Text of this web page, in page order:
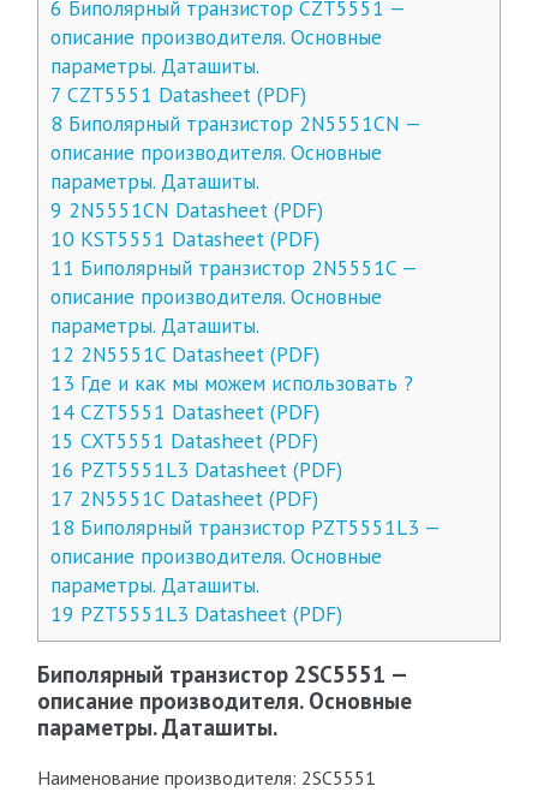
6 Биполярный транзистор CZT5551 —
описание производителя. Основные
параметры. Даташиты.
7 CZT5551 Datasheet (PDF)
8 Биполярный транзистор 2N5551CN —
описание производителя. Основные
параметры. Даташиты.
9 2N5551CN Datasheet (PDF)
10KST5551 Datasheet (PDF)
11 Биполярный транзистор 2N5551C —
описание производителя. Основные
параметры. Даташиты.
12 2N5551C Datasheet (PDF)
13 Где и как мы можем использовать ?
14CZT5551 Datasheet (PDF)
15 CXT5551 Datasheet (PDF)
16 PZT5551L3 Datasheet (PDF)
17 2N5551C Datasheet (PDF)
18 Биполярный транзистор PZT5551L3 —
описание производителя. Основные
параметры. Даташиты.
19 PZT5551L3 Datasheet (PDF)
Биполярный транзистор 2SC5551 —
описание производителя. Основные
параметры. Даташиты.
Наименование производителя: 2SC5551